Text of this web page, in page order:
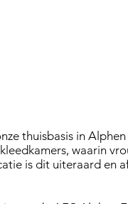
thuisbasis in
waarin
is dit uiteraard en